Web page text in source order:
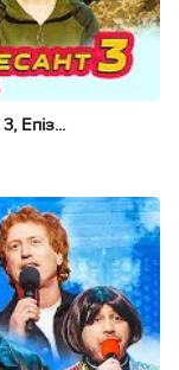
Епіз...